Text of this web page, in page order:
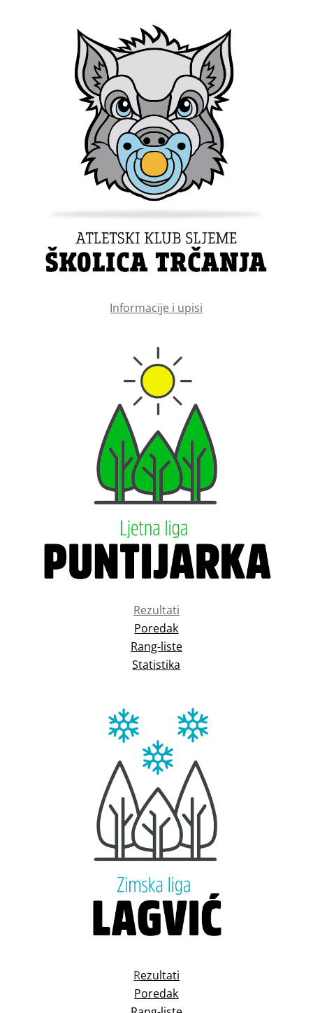
Informacije i upisi
Rezultati
Poredak
Rang-liste
Statistika
Rezultati
Poredak